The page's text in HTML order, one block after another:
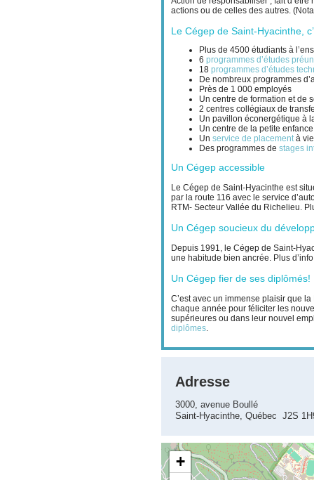
actions ou de celles des autres.
Le Cégep de Saint-Hyacinthe,
Plus de 4500 étudiants à
6 programmes d’études
18 programmes d’études
De nombreux programmes
Près de 1 000 employés
Un centre de formation et de
2 centres collégiaux de
Un pavillon éconergétique à
Un centre de la petite enfance
Un service de placementà vie
Des programmes de stages
Un Cégep accessible
Le Cégep de Saint-Hyacinthe est
par la route 116 avec le service
RTM- Secteur Vallée du Richelieu.
Un Cégep soucieux du
Depuis 1991, le Cégep de Saint-
une habitude bien ancrée. Plus d’info
Un Cégep fier de ses diplômés!
C’est avec un immense plaisir que
chaque année pour féliciter les
supérieures ou dans leur nouvel
diplômes.
Adresse
3000, avenue Boullé
Saint-Hyacinthe, Québec J2S
+